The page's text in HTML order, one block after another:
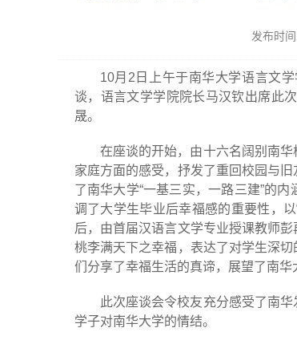
发布时
10月2日上午于南华大学语言文
谈，语言文学学院院长马汉钦出席此
晟。
在座谈的开始，由十六名阔别南
家庭方面的感受，抒发了重回校园与
了南华大学“一基三实，一路三建”的
调了大学生毕业后幸福感的重要性，
后，由首届汉语言文学专业授课教师
桃李满天下之幸福，表达了对学生深
们分享了幸福生活的真谛，展望了南华
此次座谈会令校友充分感受了南
学子对南华大学的情结。